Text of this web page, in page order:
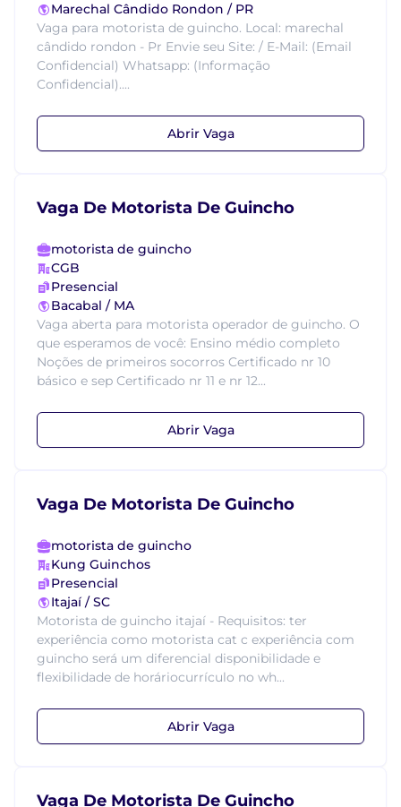
Marechal Cândido Rondon / PR
Vaga para motorista de guincho. Local: marechal
cândido rondon - Pr Envie seu Site: / E-Mail: (Email
Confidencial) Whatsapp: (Informação
Confidencial)....
Abrir Vaga
Vaga De Motorista De Guincho
motorista de guincho
CGB
Presencial
Bacabal / MA
Vaga aberta para motorista operador de guincho. O
que esperamos de você: Ensino médio completo
Noções de primeiros socorros Certificado nr 10
básico e sep Certificado nr 11 e nr 12...
Abrir Vaga
Vaga De Motorista De Guincho
motorista de guincho
Kung Guinchos
Presencial
Itajaí / SC
Motorista de guincho itajaí - Requisitos: ter
experiência como motorista cat c experiência com
guincho será um diferencial disponibilidade e
flexibilidade de horáriocurrículo no wh...
Abrir Vaga
Vaga De Motorista De Guincho